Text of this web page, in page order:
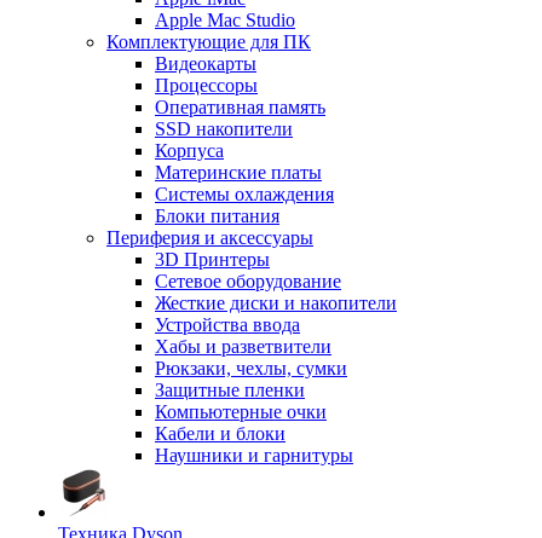
Apple Mac Studio
Комплектующие для ПК
Видеокарты
Процессоры
Оперативная память
SSD накопители
Корпуса
Материнские платы
Системы охлаждения
Блоки питания
Периферия и аксессуары
3D Принтеры
Сетевое оборудование
Жесткие диски и накопители
Устройства ввода
Хабы и разветвители
Рюкзаки, чехлы, сумки
Защитные пленки
Компьютерные очки
Кабели и блоки
Наушники и гарнитуры
Техника Dyson